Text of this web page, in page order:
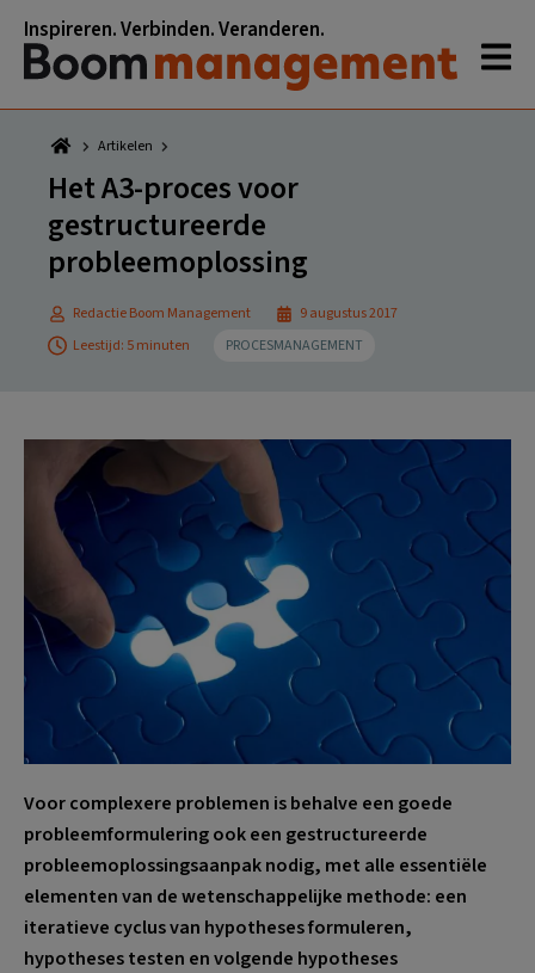
naar
hoofdnavigatie
naar
hoofd
inhoud
naar
eerste
sidebar
naar
voettekst
Inspireren. Verbinden. Veranderen.
Artikelen
Het A3-proces voor
gestructureerde
probleemoplossing
Redactie Boom Management
9 augustus 2017
Leestijd: 5 minuten
PROCESMANAGEMENT
Voor complexere problemen is behalve een goede
probleemformulering ook een gestructureerde
probleemoplossingsaanpak nodig, met alle essentiële
elementen van de wetenschappelijke methode: een
iteratieve cyclus van hypotheses formuleren,
hypotheses testen en volgende hypotheses